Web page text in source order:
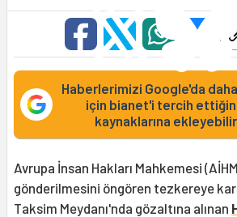
Haberlerimizi Google'da
için bianet'i tercih
kaynaklarına
Avrupa İnsan Hakları Mahkemesi
gönderilmesini öngören tezkereye
Taksim Meydanı'nda gözaltına alınan